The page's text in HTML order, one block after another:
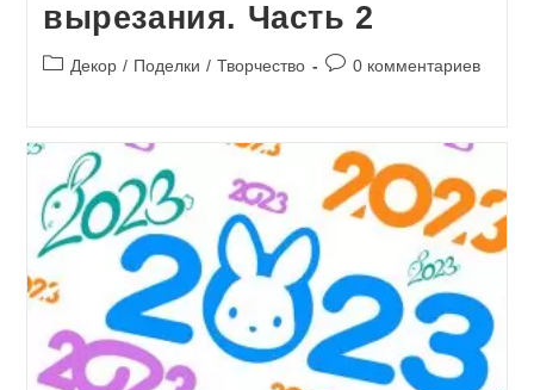
вырезания. Часть 2
Рубрика
Декор / Поделки / Творчество
Комментарии
0 комментариев